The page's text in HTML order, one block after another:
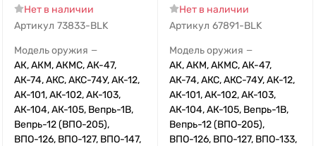
Нет в наличии
Артикул 73833-BLK
Модель оружия —
АК, АКМ, АКМС, АК-47,
АК-74, АКС, АКС-74У, АК-12,
АК-101, АК-102, АК-103,
АК-104, АК-105, Вепрь-1В,
Вепрь-12 (ВПО-205),
ВПО-126, ВПО-127, ВПО-147,
Нет в наличии
Артикул 67891-BLK
Модель оружия —
АК, АКМ, АКМС, АК-47,
АК-74, АКС, АКС-74У, АК-12,
АК-101, АК-102, АК-103,
АК-104, АК-105, Вепрь-1В,
Вепрь-12 (ВПО-205),
ВПО-126, ВПО-127, ВПО-133,